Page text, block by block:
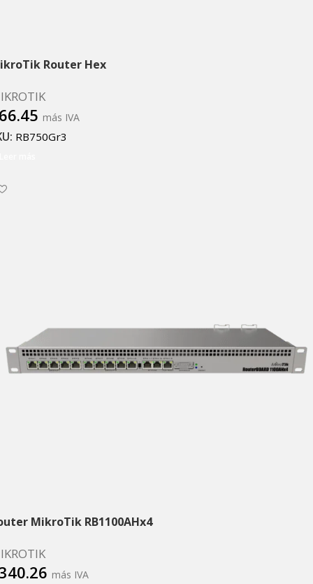
Router Hex
más IVA
RB750Gr3
MikroTik RB1100AHx4
más IVA